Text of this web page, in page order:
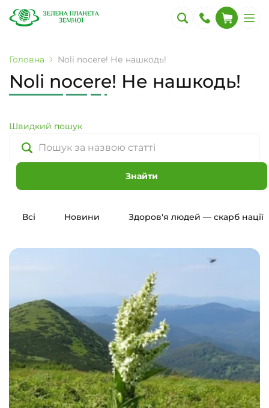
Головна Noli nocere! Не нашкодь!
Noli nocere! Не нашкодь!
Швидкий пошук
Знайти
Всі Новини Здоров'я людей — скарб нації